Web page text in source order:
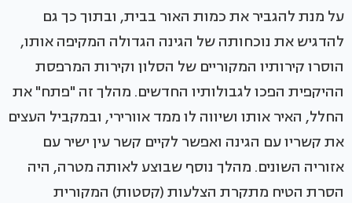
על מנת להגביר את כמות האור בבית, ובתוך כך גם
להדגיש את נוכחותה של הגינה הגדולה המקיפה אותו,
הוסרו קירותיו המקוריים של הסלון וקירות המרפסת
ההיקפית הפכו לגבולותיו החדשים. מהלך זה "פתח" את
החלל, האיר אותו ושיווה לו ממד אוורירי, ובמקביל העצים
את קשריו עם הגינה ואפשר לקיים קשר עין ישיר עם
אזוריה השונים. מהלך נוסף שבוצע לאותה מטרה, היה
הסרת הטיח מתקרת הצלעות (קסטות) המקורית